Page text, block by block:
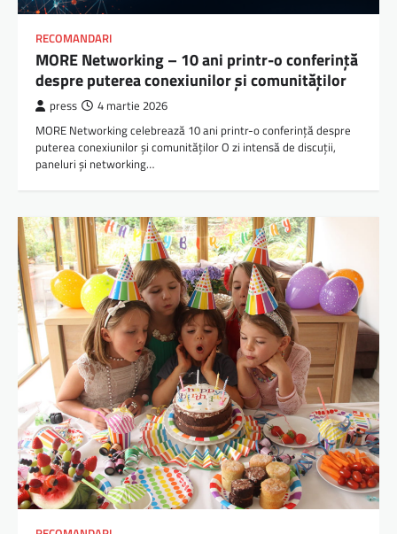
RECOMANDARI
MORE Networking – 10 ani printr-o conferință
despre puterea conexiunilor și comunităților
press 4 martie 2026
MORE Networking celebrează 10 ani printr-o conferință despre
puterea conexiunilor și comunităților O zi intensă de discuții,
paneluri și networking…